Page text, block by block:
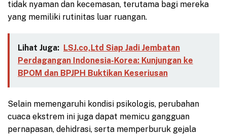
tidak nyaman dan kecemasan, terutama bagi mereka
yang memiliki rutinitas luar ruangan.
Lihat Juga: LSJ.co,Ltd Siap Jadi Jembatan
Perdagangan Indonesia-Korea: Kunjungan ke
BPOM dan BPJPH Buktikan Keseriusan
Selain memengaruhi kondisi psikologis, perubahan
cuaca ekstrem ini juga dapat memicu gangguan
pernapasan, dehidrasi, serta memperburuk gejala